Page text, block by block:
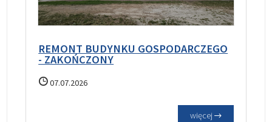
REMONT BUDYNKU GOSPODARCZEGO
- ZAKOŃCZONY
07.07.2026
więcej